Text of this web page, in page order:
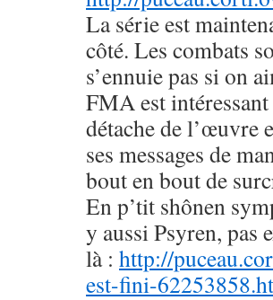
La série est
côté. Les combats
s’ennuie pas si on
FMA est
détache de l’œuvre
ses messages de
bout en bout de
En p’tit shônen
y aussi Psyren, pas
là : http://
est-fini-